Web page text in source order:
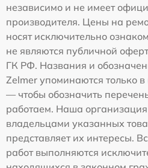
независимо и не имеет
производителя. Цены на
носят исключительно
не являются публичной
ГК РФ. Названия и
Zelmer упоминаются только
— чтобы обозначить
работаем. Наша
владельцами указанных
представляет их интересы.
работ выполняются